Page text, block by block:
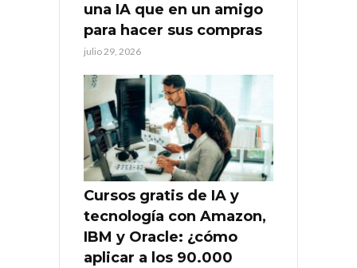
una IA que en un amigo
para hacer sus compras
julio 29, 2026
Cursos gratis de IA y
tecnología con Amazon,
IBM y Oracle: ¿cómo
aplicar a los 90.000